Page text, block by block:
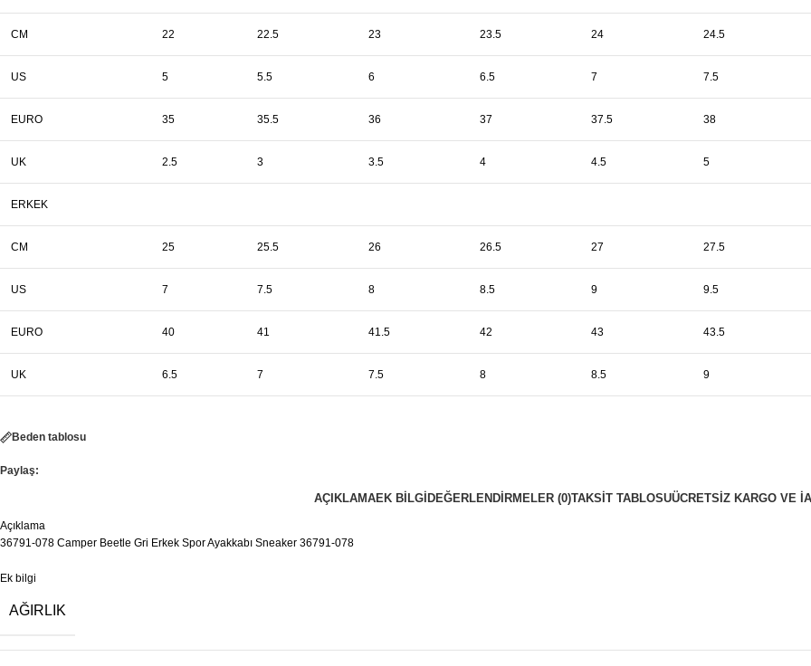
CM 22 22.5 23 23.5 24 24.5
US 5 5.5 6 6.5 7 7.5
EURO 35 35.5 36 37 37.5 38
UK 2.5 3 3.5 4 4.5 5
ERKEK
CM 25 25.5 26 26.5 27 27.5
US 7 7.5 8 8.5 9 9.5
EURO 40 41 41.5 42 43 43.5
UK 6.5 7 7.5 8 8.5 9
Beden tablosu
Paylaş:
AÇIKLAMAEK BILGI DEĞERLENDIRMELER (0)TAKSIT TABLOSUÜCRETSIZ KARGO VE
Açıklama
36791-078 Camper Beetle Gri Erkek Spor Ayakkabı Sneaker 36791-078
Ek bilgi
AĞIRLIK